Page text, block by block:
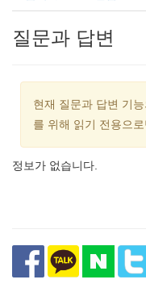
질문과 답변
현재 질문과 답변 기
를 위해 읽기 전용으
정보가 없습니다.